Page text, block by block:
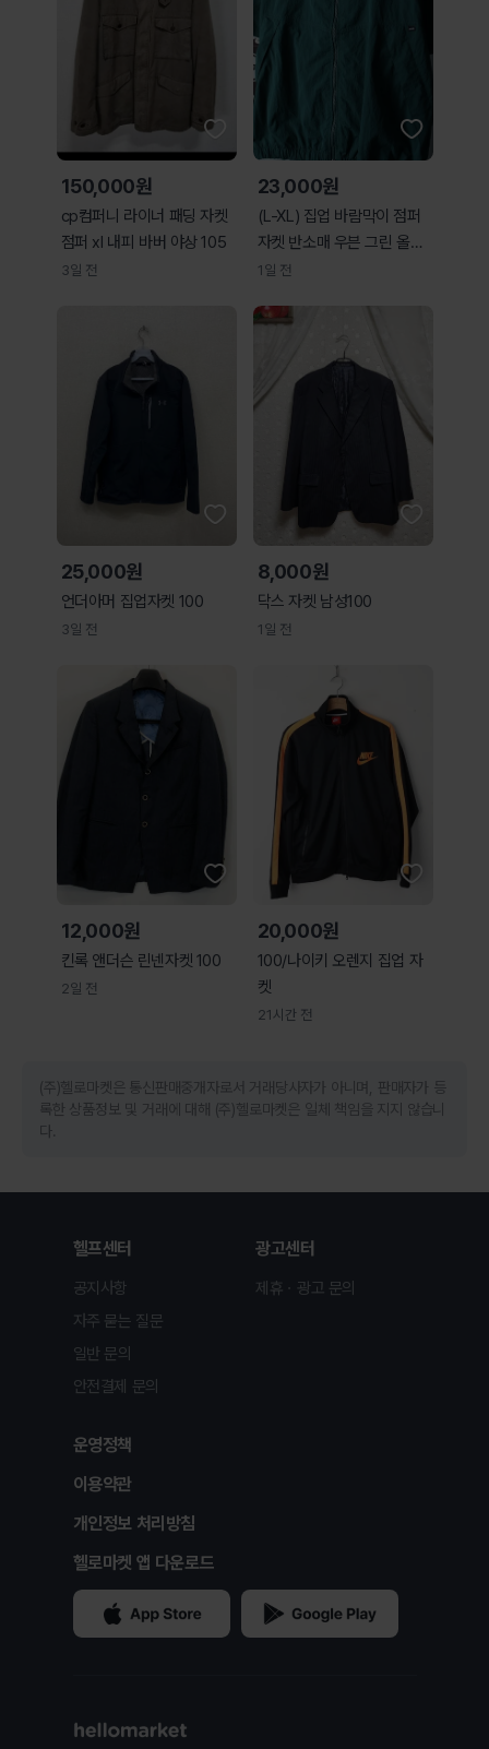
150,000원
cp컴퍼니 라이너 패딩 자켓
점퍼 xl 내피 바버 야상 105
3일 전
23,000원
(L-XL) 집업 바람막이 점퍼
자켓 반소매 우븐 그린 올드
스쿨-H3650
1일 전
25,000원
언더아머 집업자켓 100
3일 전
8,000원
닥스 자켓 남성100
1일 전
12,000원
킨록 앤더슨 린넨자켓 100
2일 전
20,000원
100/나이키 오렌지 집업 자
켓
21시간 전
(주)헬로마켓은 통신판매중개자로서 거래당사자가 아니며, 판매자가 등
록한 상품정보 및 거래에 대해 (주)헬로마켓은 일체 책임을 지지 않습니
다.
헬프센터
공지사항
자주 묻는 질문
일반 문의
안전결제 문의
광고센터
제휴ㆍ광고 문의
운영정책
이용약관
개인정보 처리방침
헬로마켓 앱 다운로드